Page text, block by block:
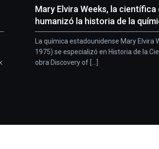
Mary Elvira Weeks, la científica
humanizó la historia de la
La química estadounidense Mary Elvira
1975) se especializó en Historia de la
obra Discovery of [...]